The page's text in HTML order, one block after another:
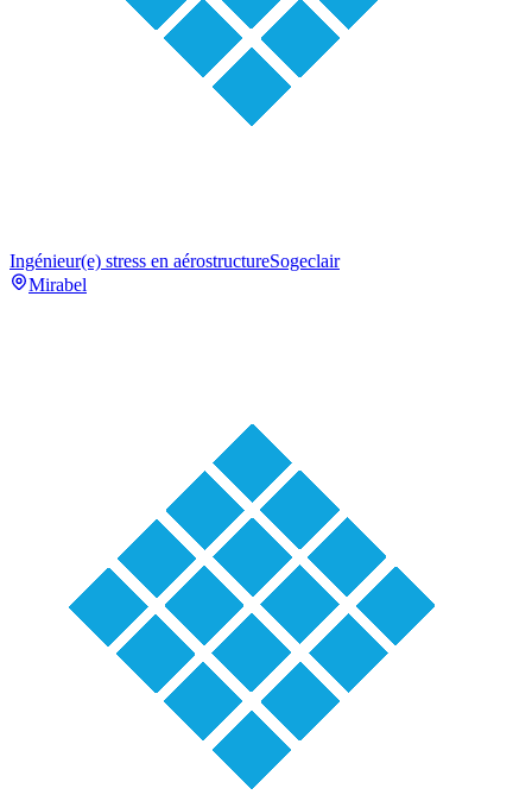
Ingénieur(e) stress en aérostructureSogeclair
Mirabel